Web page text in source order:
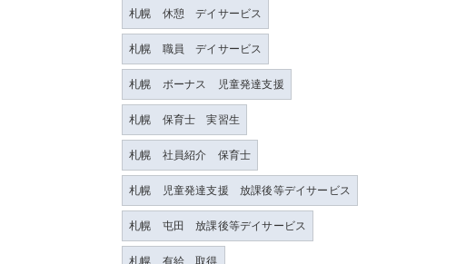
札幌 休憩 デイサービス
札幌 職員 デイサービス
札幌 ボーナス 児童発達支援
札幌 保育士 実習生
札幌 社員紹介 保育士
札幌 児童発達支援 放課後等デイサービス
札幌 屯田 放課後等デイサービス
札幌 有給 取得